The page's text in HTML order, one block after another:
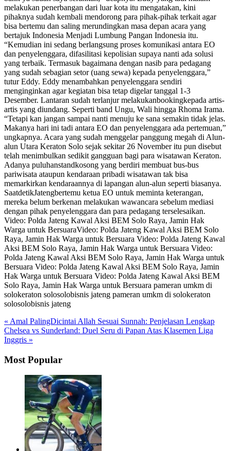
melakukan penerbangan dari luar kota itu mengatakan, kini
pihaknya sudah kembali mendorong para pihak-pihak terkait agar
bisa bertemu dan saling merundingkan masa depan acara yang
bertajuk Indonesia Menjadi Lumbung Pangan Indonesia itu.
“Kemudian ini sedang berlangsung proses komunikasi antara EO
dan penyelenggara, difasilitasi kepolisian supaya nanti ada solusi
yang terbaik. Termasuk bagaimana dengan nasib para pedagang
yang sudah sebagian setor (uang sewa) kepada penyelenggara,”
tutur Eddy. Eddy menambahkan penyelenggara sendiri
menginginkan agar kegiatan bisa tetap digelar tanggal 1-3
Desember. Lantaran sudah terlanjur melakukanbookingkepada artis-
artis yang diundang. Seperti band Ungu, Wali hingga Rhoma Irama.
“Tetapi kan jangan sampai nanti menuju ke sana semakin tidak jelas.
Makanya hari ini tadi antara EO dan penyelenggara ada pertemuan,”
ungkapnya. Acara yang sudah menggelar panggung megah di Alun-
alun Utara Keraton Solo sejak sekitar 26 November itu pun disebut
telah menimbulkan sedikit gangguan bagi para wisatawan Keraton.
Adanya puluhanstandkosong yang berdiri membuat bus-bus
pariwisata ataupun kendaraan pribadi wisatawan tak bisa
memarkirkan kendaraannya di lapangan alun-alun seperti biasanya.
SaatdetikJatengbertemu ketua EO untuk meminta keterangan,
mereka belum berkenan melakukan wawancara sebelum mediasi
dengan pihak penyelenggara dan para pedagang terselesaikan.
Video: Polda Jateng Kawal Aksi BEM Solo Raya, Jamin Hak
Warga untuk BersuaraVideo: Polda Jateng Kawal Aksi BEM Solo
Raya, Jamin Hak Warga untuk Bersuara Video: Polda Jateng Kawal
Aksi BEM Solo Raya, Jamin Hak Warga untuk Bersuara Video:
Polda Jateng Kawal Aksi BEM Solo Raya, Jamin Hak Warga untuk
Bersuara Video: Polda Jateng Kawal Aksi BEM Solo Raya, Jamin
Hak Warga untuk Bersuara Video: Polda Jateng Kawal Aksi BEM
Solo Raya, Jamin Hak Warga untuk Bersuara pameran umkm di
solokeraton solosolobisnis jateng pameran umkm di solokeraton
solosolobisnis jateng
« Amal PalingDicintai Allah Sesuai Sunnah: Penjelasan Lengkap
Chelsea vs Sunderland: Duel Seru di Papan Atas Klasemen Liga
Inggris »
Most Popular